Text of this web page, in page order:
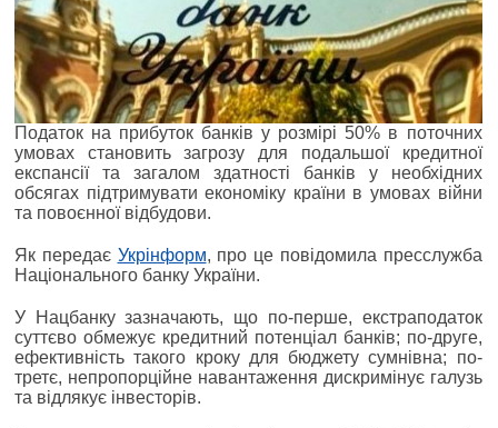
Податок на прибуток банків у розмірі 50% в поточних
умовах становить загрозу для подальшої кредитної
експансії та загалом здатності банків у необхідних
обсягах підтримувати економіку країни в умовах війни
та повоєнної відбудови.
Як передає Укрінформ, про це повідомила пресслужба
Національного банку України.
У Нацбанку зазначають, що по-перше, екстраподаток
суттєво обмежує кредитний потенціал банків; по-друге,
ефективність такого кроку для бюджету сумнівна; по-
третє, непропорційне навантаження дискримінує галузь
та відлякує інвесторів.